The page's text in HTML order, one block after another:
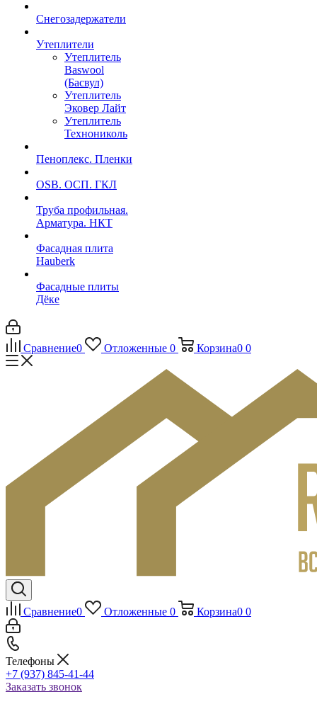
Снегозадержатели
Утеплители
Утеплитель
Baswool
(Басвул)
Утеплитель
Эковер Лайт
Утеплитель
Технониколь
Пеноплекс. Пленки
OSB. ОСП. ГКЛ
Труба профильная.
Арматура. НКТ
Фасадная плита
Hauberk
Фасадные плиты
Дёке
Сравнение0 Отложенные 0 Корзина0 0
Сравнение0 Отложенные 0 Корзина0 0
Телефоны
+7 (937) 845-41-44
Заказать звонок